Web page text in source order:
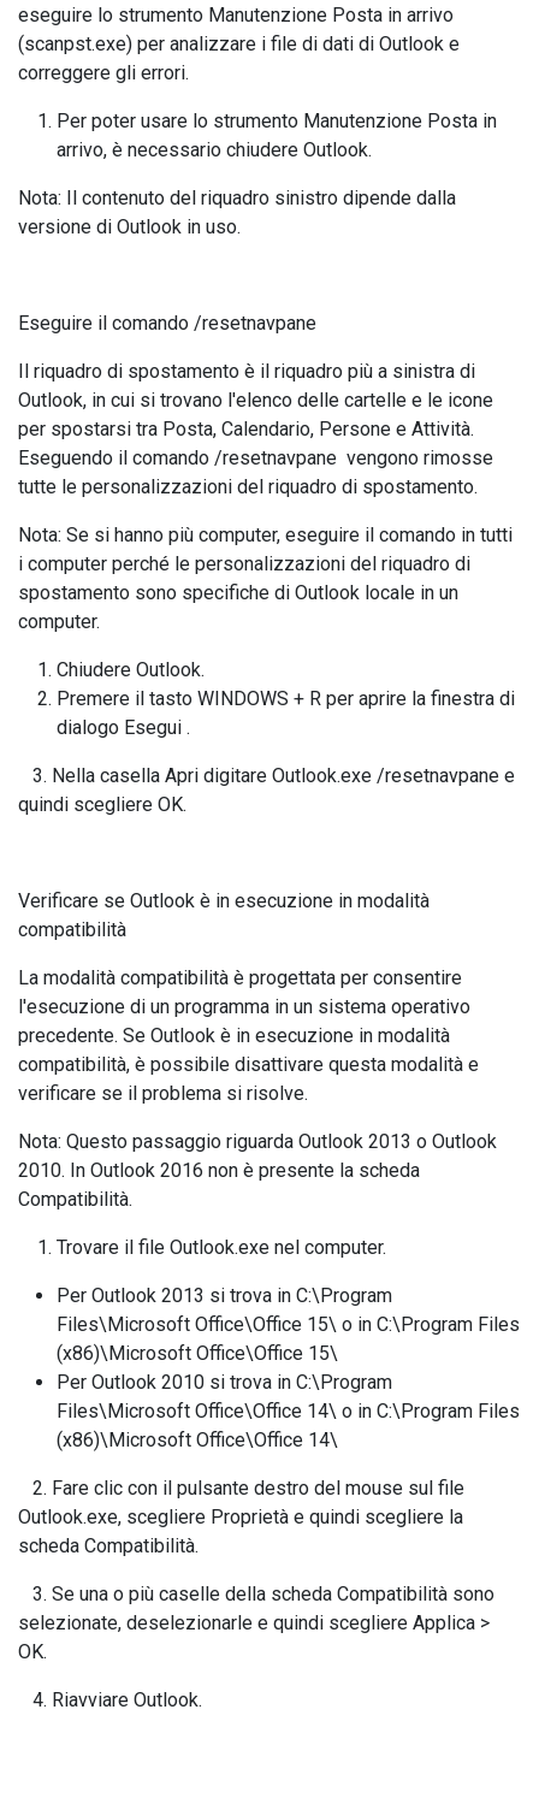
eseguire lo strumento Manutenzione Posta in arrivo
(scanpst.exe) per analizzare i file di dati di Outlook e
correggere gli errori.
Per poter usare lo strumento Manutenzione Posta in
arrivo, è necessario chiudere Outlook.
Nota: Il contenuto del riquadro sinistro dipende dalla
versione di Outlook in uso.
Eseguire il comando /resetnavpane
Il riquadro di spostamento è il riquadro più a sinistra di
Outlook, in cui si trovano l'elenco delle cartelle e le icone
per spostarsi tra Posta, Calendario, Persone e Attività.
Eseguendo il comando /resetnavpane vengono rimosse
tutte le personalizzazioni del riquadro di spostamento.
Nota: Se si hanno più computer, eseguire il comando in tutti
i computer perché le personalizzazioni del riquadro di
spostamento sono specifiche di Outlook locale in un
computer.
Chiudere Outlook.
Premere il tasto WINDOWS + R per aprire la finestra di
dialogo Esegui .
3. Nella casella Apri digitare Outlook.exe /resetnavpane e
quindi scegliere OK.
Verificare se Outlook è in esecuzione in modalità
compatibilità
La modalità compatibilità è progettata per consentire
l'esecuzione di un programma in un sistema operativo
precedente. Se Outlook è in esecuzione in modalità
compatibilità, è possibile disattivare questa modalità e
verificare se il problema si risolve.
Nota: Questo passaggio riguarda Outlook 2013 o Outlook
2010. In Outlook 2016 non è presente la scheda
Compatibilità.
Trovare il file Outlook.exe nel computer.
Per Outlook 2013 si trova in C:\Program
Files\Microsoft Office\Office 15\ o in C:\Program Files
(x86)\Microsoft Office\Office 15\
Per Outlook 2010 si trova in C:\Program
Files\Microsoft Office\Office 14\ o in C:\Program Files
(x86)\Microsoft Office\Office 14\
2. Fare clic con il pulsante destro del mouse sul file
Outlook.exe, scegliere Proprietà e quindi scegliere la
scheda Compatibilità.
3. Se una o più caselle della scheda Compatibilità sono
selezionate, deselezionarle e quindi scegliere Applica >
OK.
4. Riavviare Outlook.